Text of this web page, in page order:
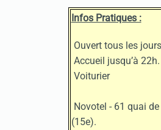
Infos Pratiques :
Ouvert tous les
Accueil jusqu’à 22h.
Voiturier
Novotel - 61 quai de
(15e).